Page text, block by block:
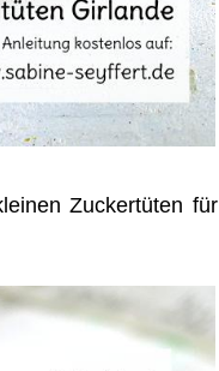
Zuckertüten für